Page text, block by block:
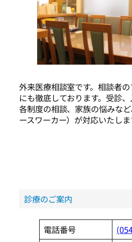
外来医療相談室です。相談者
にも徹底しております。受診、
各制度の相談、家族の悩みな
ースワーカー）が対応いたしま
診療のご案内
電話番号